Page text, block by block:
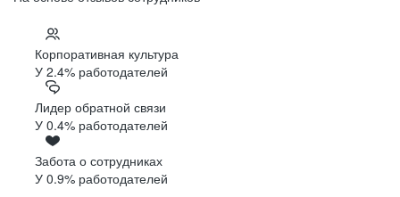
Корпоративная культура
У 2.4% работодателей
Лидер обратной связи
У 0.4% работодателей
Забота о сотрудниках
У 0.9% работодателей